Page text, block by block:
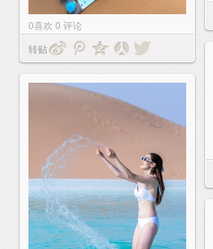
0喜欢 0 评论
转贴